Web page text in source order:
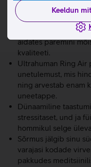
Keeldun
ärrita nahka.
Sõrmus jälgib
löögisageduse
aidates paremini
kvaliteeti.
Ultrahuman Ring
unetulemust, mis
ning arvestab enam
uneetappe.
Dünaamiline
stressitaset, und ja
hommikul selge
Sõrmus jälgib sinu
varajasi kodade
pakkudes